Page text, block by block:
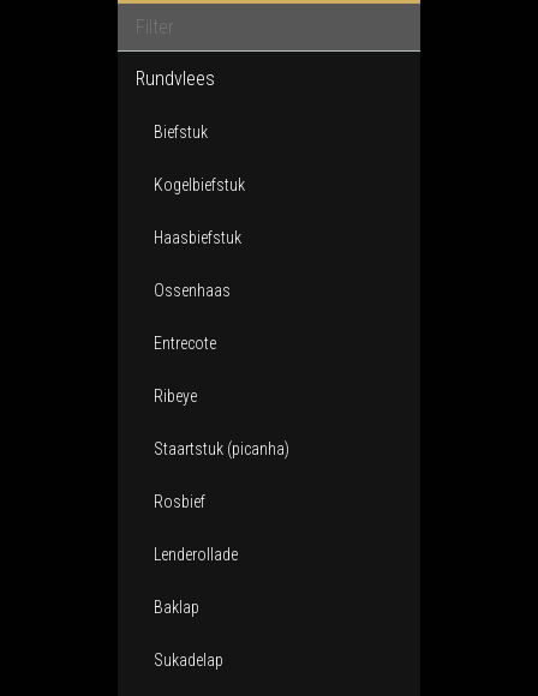
Rundvlees
Biefstuk
Kogelbiefstuk
Haasbiefstuk
Ossenhaas
Entrecote
Ribeye
Staartstuk (picanha)
Rosbief
Lenderollade
Baklap
Sukadelap